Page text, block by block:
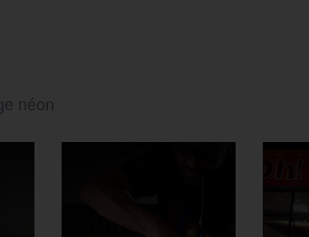
néon